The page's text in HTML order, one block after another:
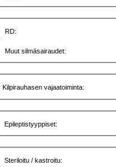
RD:
Muut silmäsairaudet:
Kilpirauhasen vajaatoiminta:
Epileptistyyppiset:
Steriloitu / kastroitu: